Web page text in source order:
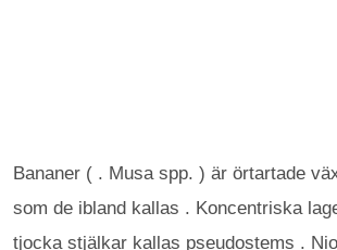
Bananer ( . Musa spp. ) är örtartade
som de ibland kallas . Koncentriska
tjocka stjälkar kallas pseudostems .